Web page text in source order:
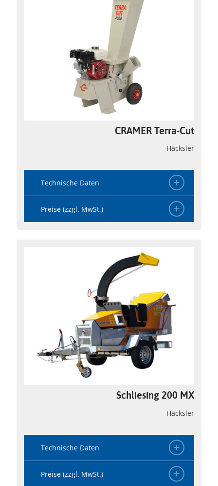
CRAMER Terra-Cut
Häcksler
Technische Daten
Preise (zzgl. MwSt.)
Schliesing 200 MX
Häcksler
Technische Daten
Preise (zzgl. MwSt.)